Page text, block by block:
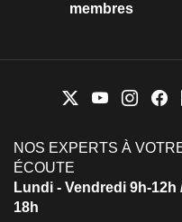
membres
NOS EXPERTS À
ÉCOUTE
Lundi - Vendredi 9h-12h
18h